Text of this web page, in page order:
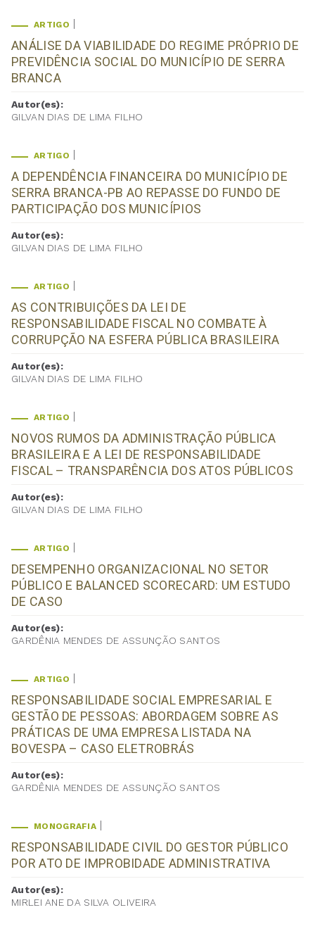
ARTIGO
ANÁLISE DA VIABILIDADE DO REGIME PRÓPRIO DE
PREVIDÊNCIA SOCIAL DO MUNICÍPIO DE SERRA
BRANCA
Autor(es):
GILVAN DIAS DE LIMA FILHO
ARTIGO
A DEPENDÊNCIA FINANCEIRA DO MUNICÍPIO DE
SERRA BRANCA-PB AO REPASSE DO FUNDO DE
PARTICIPAÇÃO DOS MUNICÍPIOS
Autor(es):
GILVAN DIAS DE LIMA FILHO
ARTIGO
AS CONTRIBUIÇÕES DA LEI DE
RESPONSABILIDADE FISCAL NO COMBATE À
CORRUPÇÃO NA ESFERA PÚBLICA BRASILEIRA
Autor(es):
GILVAN DIAS DE LIMA FILHO
ARTIGO
NOVOS RUMOS DA ADMINISTRAÇÃO PÚBLICA
BRASILEIRA E A LEI DE RESPONSABILIDADE
FISCAL – TRANSPARÊNCIA DOS ATOS PÚBLICOS
Autor(es):
GILVAN DIAS DE LIMA FILHO
ARTIGO
DESEMPENHO ORGANIZACIONAL NO SETOR
PÚBLICO E BALANCED SCORECARD: UM ESTUDO
DE CASO
Autor(es):
GARDÊNIA MENDES DE ASSUNÇÃO SANTOS
ARTIGO
RESPONSABILIDADE SOCIAL EMPRESARIAL E
GESTÃO DE PESSOAS: ABORDAGEM SOBRE AS
PRÁTICAS DE UMA EMPRESA LISTADA NA
BOVESPA – CASO ELETROBRÁS
Autor(es):
GARDÊNIA MENDES DE ASSUNÇÃO SANTOS
MONOGRAFIA
RESPONSABILIDADE CIVIL DO GESTOR PÚBLICO
POR ATO DE IMPROBIDADE ADMINISTRATIVA
Autor(es):
MIRLEI ANE DA SILVA OLIVEIRA